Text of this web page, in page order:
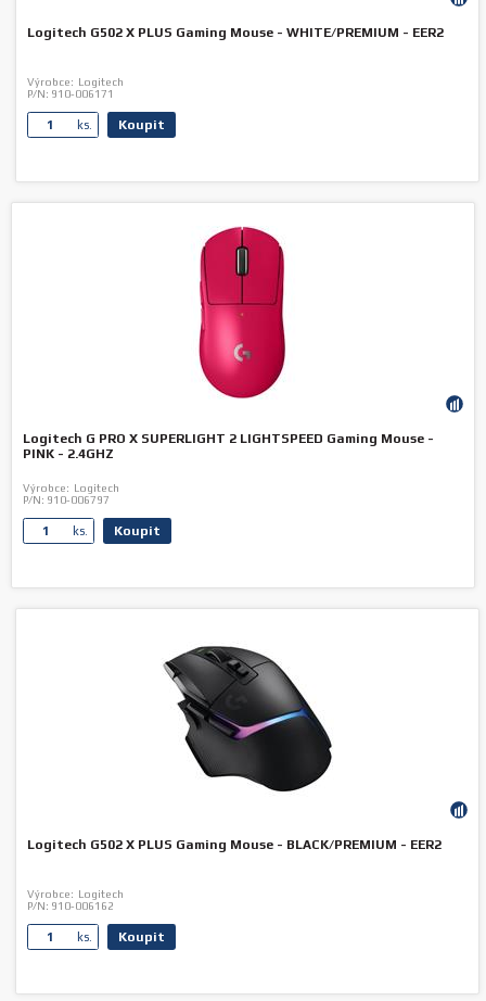
Logitech G502 X PLUS Gaming Mouse - WHITE/PREMIUM - EER2
Výrobce: Logitech
P/N: 910-006171
ks. Koupit
Logitech G PRO X SUPERLIGHT 2 LIGHTSPEED Gaming Mouse -
PINK - 2.4GHZ
Výrobce: Logitech
P/N: 910-006797
ks. Koupit
Logitech G502 X PLUS Gaming Mouse - BLACK/PREMIUM - EER2
Výrobce: Logitech
P/N: 910-006162
ks. Koupit